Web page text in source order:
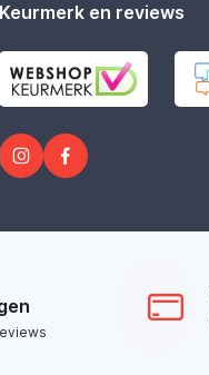
Keurmerk en reviews